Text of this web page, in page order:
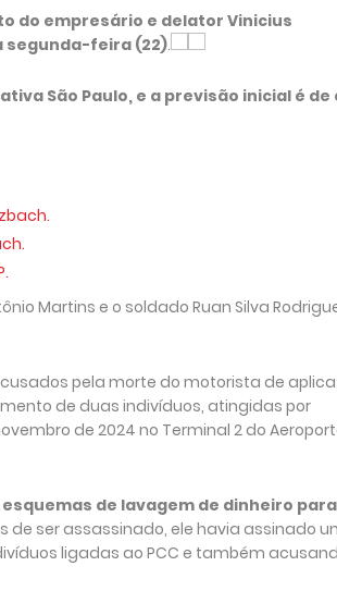
do empresário e delator Vinicius
segunda-feira (22).
São Paulo, e a previsão inicial é de
Martins e o soldado Ruan Silva
pela morte do motorista de
de duas indivíduos, atingidas por
de 2024 no Terminal 2 do
de lavagem de dinheiro
de ser assassinado, ele havia assinado
ligadas ao PCC e também